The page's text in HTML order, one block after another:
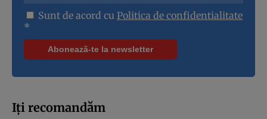
Sunt de acord cu Politica de confidentialitate
*
Iți recomandăm